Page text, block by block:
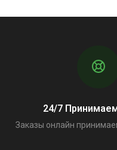
24/7
Заказы онлайн